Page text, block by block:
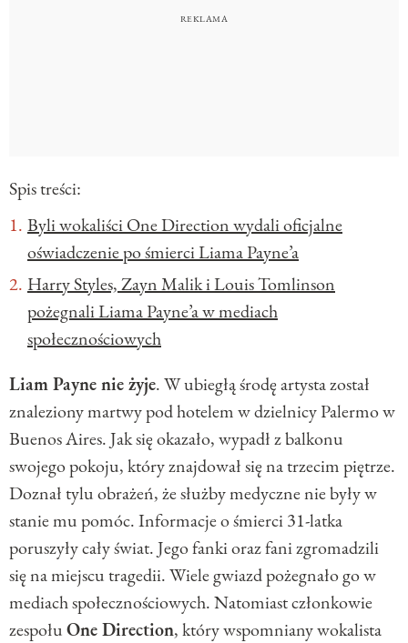
Spis treści:
Byli wokaliści One Direction wydali oficjalne
oświadczenie po śmierci Liama Payne’a
Harry Styles, Zayn Malik i Louis Tomlinson
pożegnali Liama Payne’a w mediach
społecznościowych
Liam Payne nie żyje. W ubiegłą środę artysta został
znaleziony martwy pod hotelem w dzielnicy Palermo w
Buenos Aires. Jak się okazało, wypadł z balkonu
swojego pokoju, który znajdował się na trzecim piętrze.
Doznał tylu obrażeń, że służby medyczne nie były w
stanie mu pomóc. Informacje o śmierci 31-latka
poruszyły cały świat. Jego fanki oraz fani zgromadzili
się na miejscu tragedii. Wiele gwiazd pożegnało go w
mediach społecznościowych. Natomiast członkowie
zespołuOne Direction, który wspomniany wokalista